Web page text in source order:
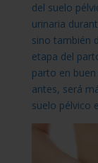
del suelo
urinaria
sino también
etapa del
parto en
antes, será
suelo pélvico